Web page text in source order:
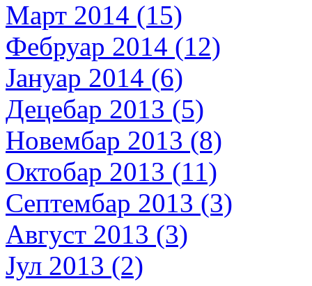
Март 2014 (15)
Фебруар 2014 (12)
Јануар 2014 (6)
Децебар 2013 (5)
Новембар 2013 (8)
Октобар 2013 (11)
Септембар 2013 (3)
Август 2013 (3)
Јул 2013 (2)